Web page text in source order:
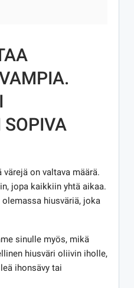
SOPIVA
on valtava määrä.
jopa kaikkiin yhtä aikaa.
hiusväriä, joka
sinulle myös, mikä
hiusväri oliivin iholle,
ihonsävy tai